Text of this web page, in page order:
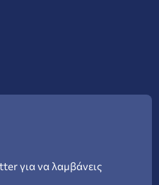
για να λαμβάνεις